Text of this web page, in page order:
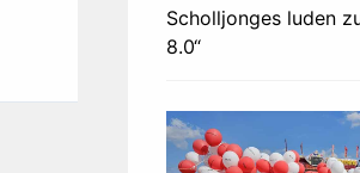
Scholljonges luden
8.0“